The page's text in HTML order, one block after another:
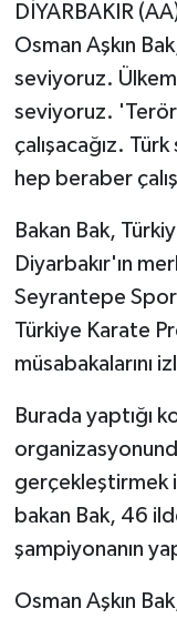
DİYARBAKIR
Osman Aşkın
seviyoruz.
seviyoruz.
çalışacağız.
hep beraber
Bakan Bak,
Diyarbakır'ın
Seyrantepe
Türkiye Karate
müsabakalarını
Burada yaptığı
gerçekleştirmek
bakan Bak, 46
şampiyonanın
Osman Aşkın